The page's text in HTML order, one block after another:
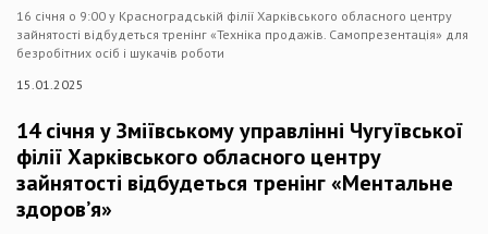
16 січня о 9:00 у Красноградській філії Харківського обласного центру
зайнятості відбудеться тренінг «Техніка продажів. Самопрезентація» для
безробітних осіб і шукачів роботи
15.01.2025
14 січня у Зміївському управлінні Чугуївської
філії Харківського обласного центру
зайнятості відбудеться тренінг «Ментальне
здоров’я»